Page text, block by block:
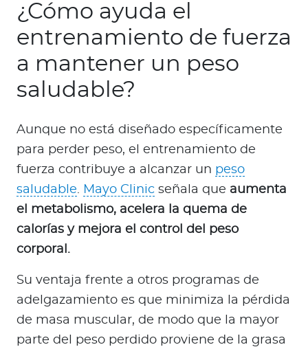
¿Cómo ayuda el
entrenamiento de fuerza
a mantener un peso
saludable?
Aunque no está diseñado específicamente
para perder peso, el entrenamiento de
fuerza contribuye a alcanzar un peso
saludable. Mayo Clinic señala que aumenta
el metabolismo, acelera la quema de
calorías y mejora el control del peso
corporal.
Su ventaja frente a otros programas de
adelgazamiento es que minimiza la pérdida
de masa muscular, de modo que la mayor
parte del peso perdido proviene de la grasa